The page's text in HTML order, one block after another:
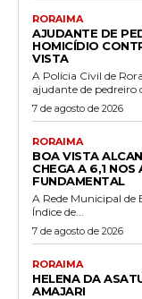
RORAIMA
AJUDANTE DE
HOMICÍDIO
VISTA
A Polícia Civil de
ajudante de pedreiro
7 de agosto de 2026
RORAIMA
BOA VISTA
CHEGA A 6,1 NOS
FUNDAMENTAL
A Rede Municipal de
Índice de...
7 de agosto de 2026
RORAIMA
HELENA DA
AMAJARI